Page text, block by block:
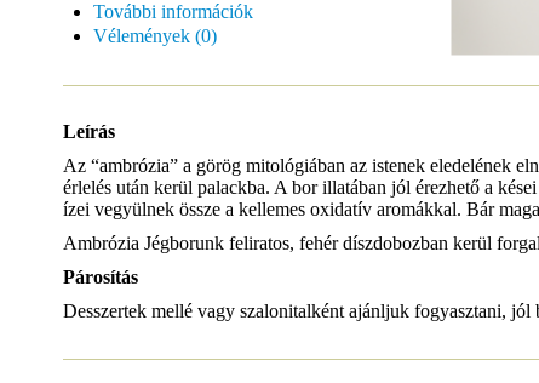
További információk
Vélemények (0)
Leírás
Az “ambrózia” a görög mitológiában az istenek eledelének
érlelés után kerül palackba. A bor illatában jól érezhető a
ízei vegyülnek össze a kellemes oxidatív aromákkal. Bár
Ambrózia Jégborunk feliratos, fehér díszdobozban kerül
Párosítás
Desszertek mellé vagy szalonitalként ajánljuk fogyasztani, jól